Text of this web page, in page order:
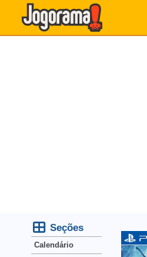
Seções
Calendário